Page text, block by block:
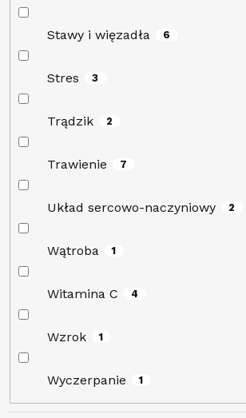
Stawy i więzadła 6
Stres 3
Trądzik 2
Trawienie 7
Układ sercowo-naczyniowy 2
Wątroba 1
Witamina C 4
Wzrok 1
Wyczerpanie 1